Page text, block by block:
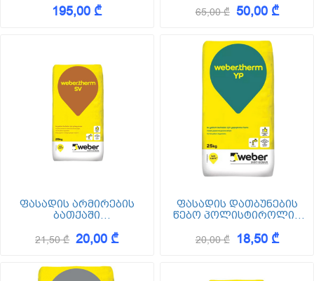
195,00 ₾ 65,00 ₾ 50,00 ₾
ფასადის არმირების
ბათქაში
კგ - WEBER THERM SV 25
21,50 ₾ 20,00 ₾
ფასადის დათბუნების
წებო პოლისტიროლის
25 KG
20,00 ₾ 18,50 ₾